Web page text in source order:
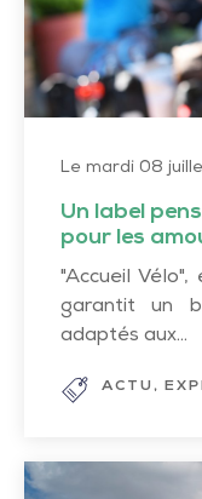
amoureux
guidon
Le mardi 08
Un label
pour les
"Accueil
garantit un
adaptés aux...
ACTU
Un